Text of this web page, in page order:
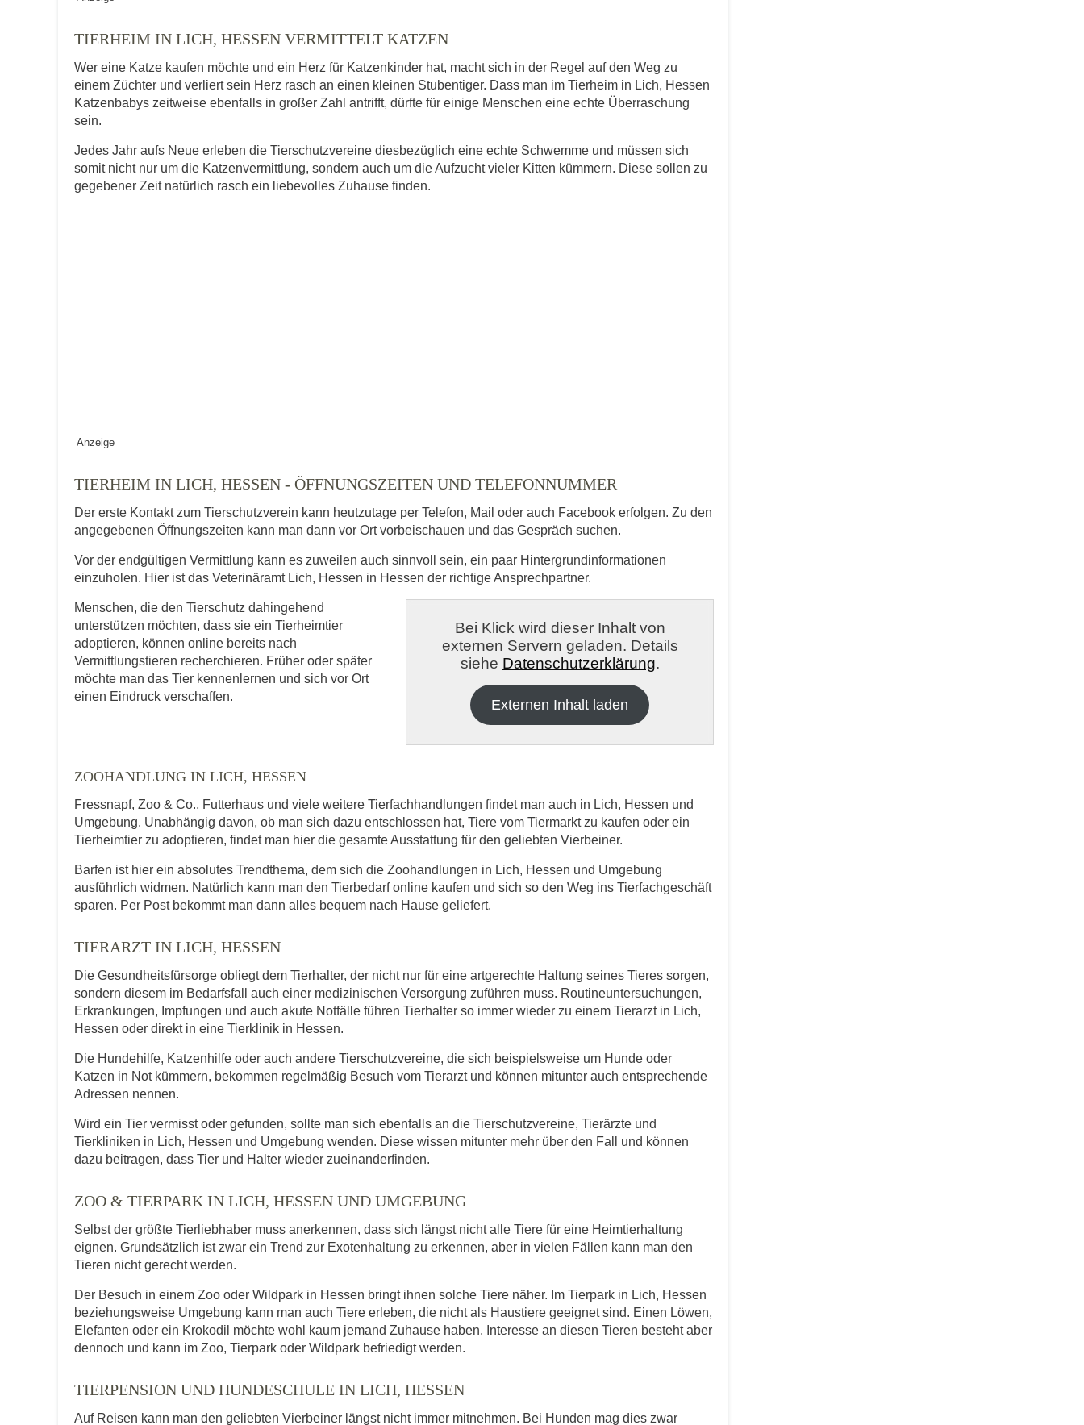
Alter des Tiers
Beschreibung des Tiers*
Kontaktdaten des Besitzers
Diese Daten werden zu Kontaktaufnahme veröffentlicht.
E-Mail-Adresse
Mit Absenden der Daten akzeptiere ich dieDatenschutzbedinungen..
ABSENDEN
TIERHEIM IN LICH, HESSEN VERMITTELT KATZEN
Wer eine Katze kaufen möchte und ein Herz für Katzenkinder hat, macht sich in der Regel auf den Weg zu
einem Züchter und verliert sein Herz rasch an einen kleinen Stubentiger. Dass man im Tierheim in Lich, Hessen
Katzenbabys zeitweise ebenfalls in großer Zahl antrifft, dürfte für einige Menschen eine echte Überraschung
sein.
Jedes Jahr aufs Neue erleben die Tierschutzvereine diesbezüglich eine echte Schwemme und müssen sich
somit nicht nur um die Katzenvermittlung, sondern auch um die Aufzucht vieler Kitten kümmern. Diese sollen zu
gegebener Zeit natürlich rasch ein liebevolles Zuhause finden.
Anzeige
TIERHEIM IN LICH, HESSEN - ÖFFNUNGSZEITEN UND TELEFONNUMMER
Der erste Kontakt zum Tierschutzverein kann heutzutage per Telefon, Mail oder auch Facebook erfolgen. Zu den
angegebenen Öffnungszeiten kann man dann vor Ort vorbeischauen und das Gespräch suchen.
Vor der endgültigen Vermittlung kann es zuweilen auch sinnvoll sein, ein paar Hintergrundinformationen
einzuholen. Hier ist das Veterinäramt Lich, Hessen in Hessen der richtige Ansprechpartner.
Menschen, die den Tierschutz dahingehend
unterstützen möchten, dass sie ein Tierheimtier
adoptieren, können online bereits nach
Vermittlungstieren recherchieren. Früher oder später
möchte man das Tier kennenlernen und sich vor Ort
einen Eindruck verschaffen.
Bei Klick wird dieser Inhalt von
externen Servern geladen. Details
siehe Datenschutzerklärung.
Externen Inhalt laden
ZOOHANDLUNG IN LICH, HESSEN
Fressnapf, Zoo & Co., Futterhaus und viele weitere Tierfachhandlungen findet man auch in Lich, Hessen und
Umgebung. Unabhängig davon, ob man sich dazu entschlossen hat, Tiere vom Tiermarkt zu kaufen oder ein
Tierheimtier zu adoptieren, findet man hier die gesamte Ausstattung für den geliebten Vierbeiner.
Barfen ist hier ein absolutes Trendthema, dem sich die Zoohandlungen in Lich, Hessen und Umgebung
ausführlich widmen. Natürlich kann man den Tierbedarf online kaufen und sich so den Weg ins Tierfachgeschäft
sparen. Per Post bekommt man dann alles bequem nach Hause geliefert.
TIERARZT IN LICH, HESSEN
Die Gesundheitsfürsorge obliegt dem Tierhalter, der nicht nur für eine artgerechte Haltung seines Tieres sorgen,
sondern diesem im Bedarfsfall auch einer medizinischen Versorgung zuführen muss. Routineuntersuchungen,
Erkrankungen, Impfungen und auch akute Notfälle führen Tierhalter so immer wieder zu einem Tierarzt in Lich,
Hessen oder direkt in eine Tierklinik in Hessen.
Die Hundehilfe, Katzenhilfe oder auch andere Tierschutzvereine, die sich beispielsweise um Hunde oder
Katzen in Not kümmern, bekommen regelmäßig Besuch vom Tierarzt und können mitunter auch entsprechende
Adressen nennen.
Wird ein Tier vermisst oder gefunden, sollte man sich ebenfalls an die Tierschutzvereine, Tierärzte und
Tierkliniken in Lich, Hessen und Umgebung wenden. Diese wissen mitunter mehr über den Fall und können
dazu beitragen, dass Tier und Halter wieder zueinanderfinden.
ZOO & TIERPARK IN LICH, HESSEN UND UMGEBUNG
Selbst der größte Tierliebhaber muss anerkennen, dass sich längst nicht alle Tiere für eine Heimtierhaltung
eignen. Grundsätzlich ist zwar ein Trend zur Exotenhaltung zu erkennen, aber in vielen Fällen kann man den
Tieren nicht gerecht werden.
Der Besuch in einem Zoo oder Wildpark in Hessen bringt ihnen solche Tiere näher. Im Tierpark in Lich, Hessen
beziehungsweise Umgebung kann man auch Tiere erleben, die nicht als Haustiere geeignet sind. Einen Löwen,
Elefanten oder ein Krokodil möchte wohl kaum jemand Zuhause haben. Interesse an diesen Tieren besteht aber
dennoch und kann im Zoo, Tierpark oder Wildpark befriedigt werden.
TIERPENSION UND HUNDESCHULE IN LICH, HESSEN
Auf Reisen kann man den geliebten Vierbeiner längst nicht immer mitnehmen. Bei Hunden mag dies zwar